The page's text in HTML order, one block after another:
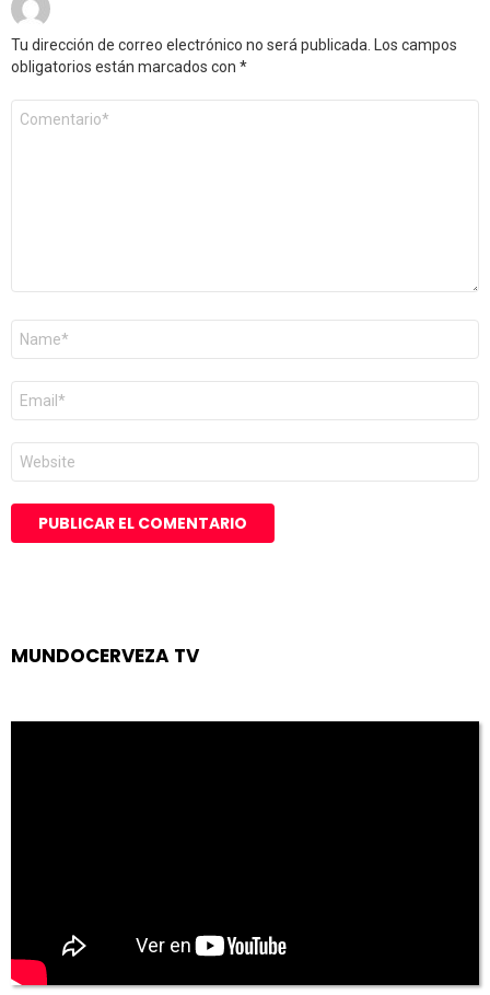
Tu dirección de correo electrónico no será publicada. Los campos
obligatorios están marcados con *
Comentario
Nombre
Correo
electrónico
*
Web
MUNDOCERVEZA TV